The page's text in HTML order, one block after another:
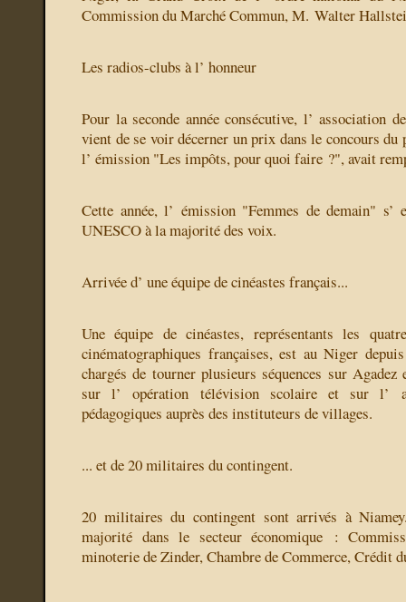
Commission du Marché Commun, M. Walter
Les radios-clubs à l’ honneur
Pour la seconde année consécutive, l’ association
vient de se voir décerner un prix dans le concours du
l’ émission "Les impôts, pour quoi faire ?", avait
Cette année, l’ émission "Femmes de demain"
UNESCO à la majorité des voix.
Arrivée d’ une équipe de cinéastes français...
Une équipe de cinéastes, représentants les
cinématographiques françaises, est au Niger
chargés de tourner plusieurs séquences sur
sur l’ opération télévision scolaire et sur l’
pédagogiques auprès des instituteurs de villages.
... et de 20 militaires du contingent.
20 militaires du contingent sont arrivés à
majorité dans le secteur économique :
minoterie de Zinder, Chambre de Commerce, Crédit